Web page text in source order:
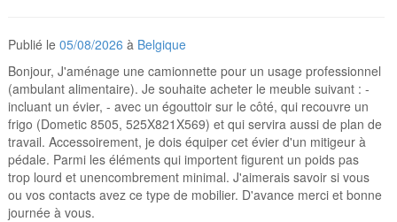
Publié le05/08/2026 à Belgique
Bonjour, J'aménage une camionnette pour un usage professionnel
(ambulant alimentaire). Je souhaite acheter le meuble suivant : -
incluant un évier, - avec un égouttoir sur le côté, qui recouvre un
frigo (Dometic 8505, 525X821X569) et qui servira aussi de plan de
travail. Accessoirement, je dois équiper cet évier d'un mitigeur à
pédale. Parmi les éléments qui importent figurent un poids pas
trop lourd et unencombrement minimal. J'aimerais savoir si vous
ou vos contacts avez ce type de mobilier. D'avance merci et bonne
journée à vous.